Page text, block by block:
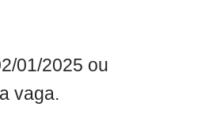
01/2025 ou
vaga.